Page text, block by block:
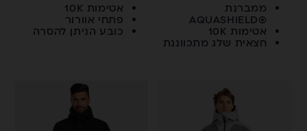
ממברנת
®AQUASHIELD
אטימות 10K
חצאית שלג מתכווננת
אטימות 10K
פתחי אוורור
כובע הניתן להסרה